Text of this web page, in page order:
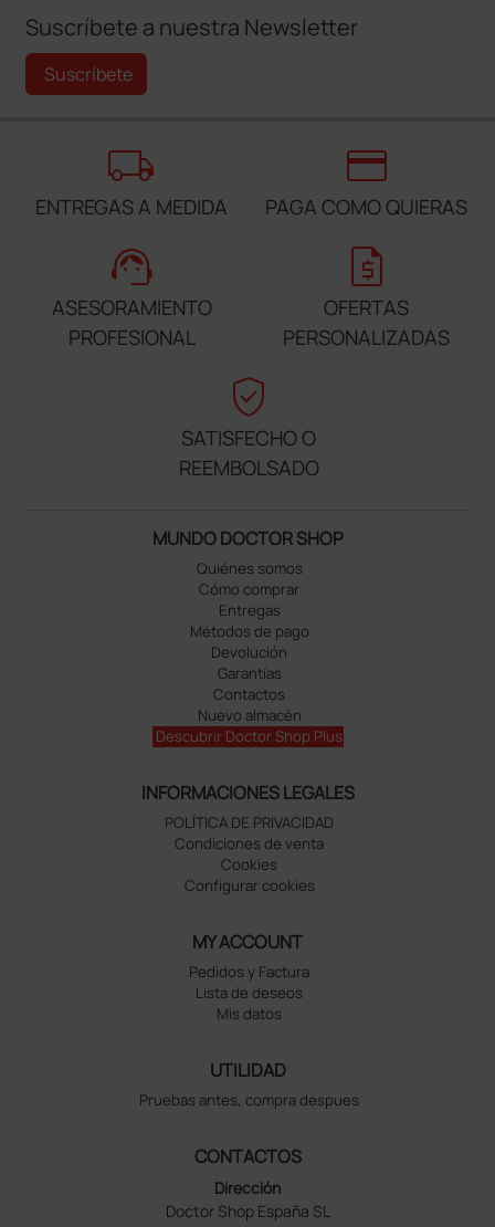
Suscríbete a nuestra Newsletter
Suscríbete
local_shipping
ENTREGAS A MEDIDA
credit_card
PAGA COMO QUIERAS
support_agent
ASESORAMIENTO
PROFESIONAL
request_quote
OFERTAS
PERSONALIZADAS
verified_user
SATISFECHO O
REEMBOLSADO
MUNDO DOCTOR SHOP
Quiénes somos
Cómo comprar
Entregas
Métodos de pago
Devolución
Garantías
Contactos
Nuevo almacén
Descubrir Doctor Shop Plus
INFORMACIONES LEGALES
POLÍTICA DE PRIVACIDAD
Condiciones de venta
Cookies
Configurar cookies
MY ACCOUNT
Pedidos y Factura
Lista de deseos
Mis datos
UTILIDAD
Pruebas antes, compra despues
CONTACTOS
Dirección
Doctor Shop España SL